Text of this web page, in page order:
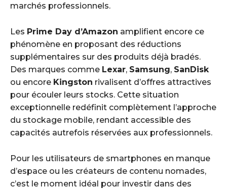
marchés professionnels.
Les Prime Day d’Amazon amplifient encore ce
phénomène en proposant des réductions
supplémentaires sur des produits déjà bradés.
Des marques comme Lexar, Samsung, SanDisk
ou encore Kingston rivalisent d’offres attractives
pour écouler leurs stocks. Cette situation
exceptionnelle redéfinit complètement l’approche
du stockage mobile, rendant accessible des
capacités autrefois réservées aux professionnels.
Pour les utilisateurs de smartphones en manque
d’espace ou les créateurs de contenu nomades,
c’est le moment idéal pour investir dans des